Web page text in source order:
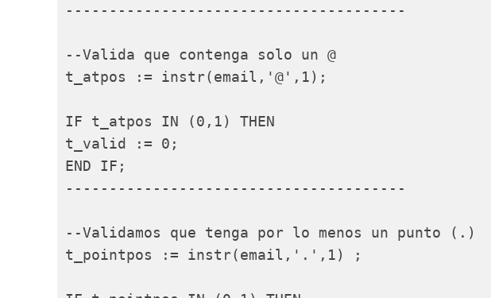
---------------------------------------
--Valida que contenga solo un @
t_atpos := instr(email,'@',1);
IF t_atpos IN (0,1) THEN
t_valid := 0;
END IF;
---------------------------------------
--Validamos que tenga por lo menos un punto (.)
t_pointpos := instr(email,'.',1) ;